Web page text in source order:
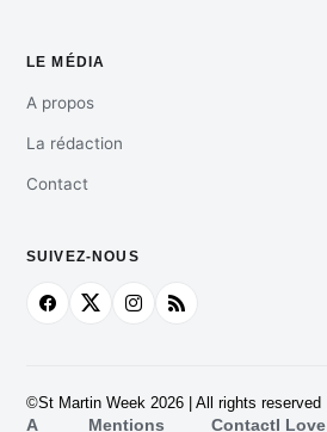
LE MÉDIA
A propos
La rédaction
Contact
SUIVEZ-NOUS
©St Martin Week 2026 | All rights reserved
A
Mentions ContactI Love